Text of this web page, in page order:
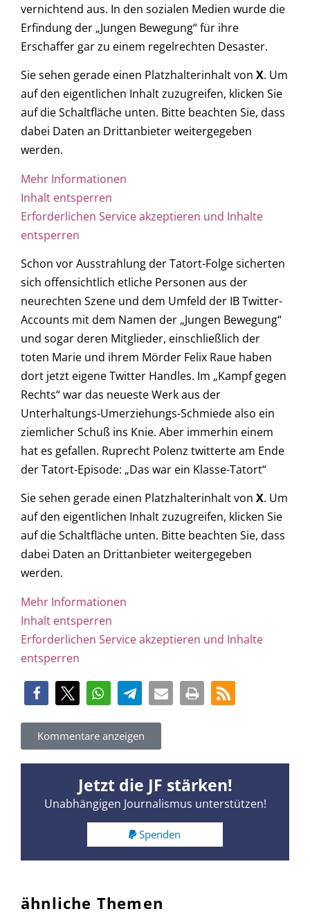
vernichtend aus. In den sozialen Medien wurde die
Erfindung der „Jungen Bewegung“ für ihre
Erschaffer gar zu einem regelrechten Desaster.
Sie sehen gerade einen Platzhalterinhalt von X. Um
auf den eigentlichen Inhalt zuzugreifen, klicken Sie
auf die Schaltfläche unten. Bitte beachten Sie, dass
dabei Daten an Drittanbieter weitergegeben
werden.
Mehr Informationen
Inhalt entsperren
Erforderlichen Service akzeptieren und Inhalte
entsperren
Schon vor Ausstrahlung der Tatort-Folge sicherten
sich offensichtlich etliche Personen aus der
neurechten Szene und dem Umfeld der IB Twitter-
Accounts mit dem Namen der „Jungen Bewegung“
und sogar deren Mitglieder, einschließlich der
toten Marie und ihrem Mörder Felix Raue haben
dort jetzt eigene Twitter Handles. Im „Kampf gegen
Rechts“ war das neueste Werk aus der
Unterhaltungs-Umerziehungs-Schmiede also ein
ziemlicher Schuß ins Knie. Aber immerhin einem
hat es gefallen. Ruprecht Polenz twitterte am Ende
der Tatort-Episode: „Das war ein Klasse-Tatort“
Sie sehen gerade einen Platzhalterinhalt von X. Um
auf den eigentlichen Inhalt zuzugreifen, klicken Sie
auf die Schaltfläche unten. Bitte beachten Sie, dass
dabei Daten an Drittanbieter weitergegeben
werden.
Mehr Informationen
Inhalt entsperren
Erforderlichen Service akzeptieren und Inhalte
entsperren
Kommentare anzeigen
Jetzt die JF stärken!
Unabhängigen Journalismus unterstützen!
Spenden
ähnliche Themen